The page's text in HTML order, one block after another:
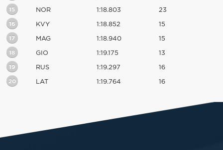
15 NOR 1:18.803 23
16 KVY 1:18.852 15
17 MAG 1:18.940 15
18 GIO 1:19.175 13
19 RUS 1:19.297 16
20 LAT 1:19.764 16